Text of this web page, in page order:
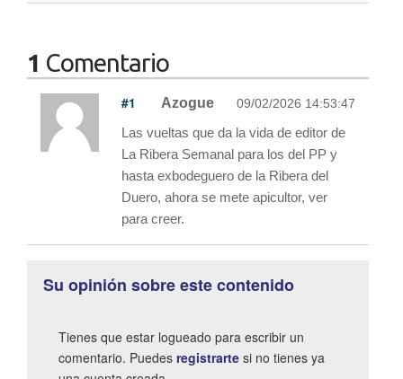
1 Comentario
#1 Azogue 09/02/2026 14:53:47
Las vueltas que da la vida de editor de
La Ribera Semanal para los del PP y
hasta exbodeguero de la Ribera del
Duero, ahora se mete apicultor, ver
para creer.
Su opinión sobre este contenido
Tienes que estar logueado para escribir un
comentario. Puedes registrarte si no tienes ya